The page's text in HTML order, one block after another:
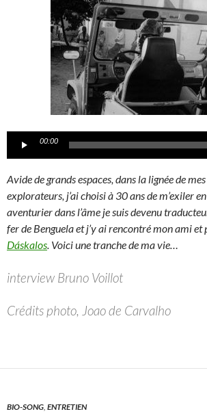
Lecteur
00:00
Avide de grands espaces, dans la lignée de
explorateurs, j’ai choisi à 30 ans de m’exiler
aventurier dans l’âme je suis devenu
fer de Benguela et j’y ai rencontré mon ami et
Dáskalos. Voici une tranche de ma vie…
interview Bruno Voillot
Crédits photo, Joao de Carvalho
BIO-SONG, ENTRETIEN